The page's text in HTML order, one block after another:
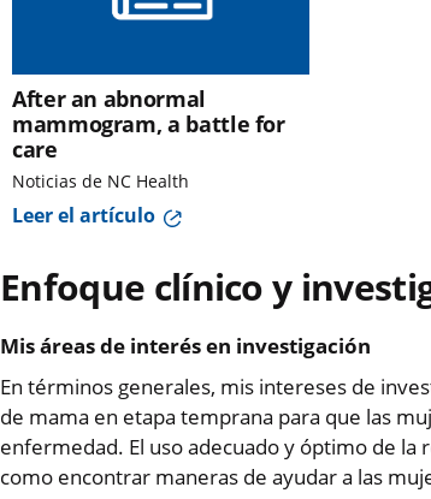
After an abnormal
mammogram, a battle for
care
Noticias de NC Health
Leer el artículo
Enfoque clínico y
Mis áreas de interés en investigación
En términos generales, mis intereses de
de mama en etapa temprana para que las
enfermedad. El uso adecuado y óptimo de la
como encontrar maneras de ayudar a las